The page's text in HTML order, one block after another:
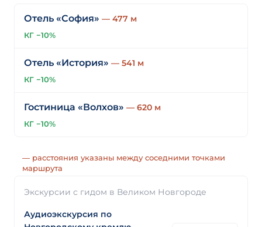
Отель «София» — 477 м
КГ −10%
Отель «История» — 541 м
КГ −10%
Гостиница «Волхов» — 620 м
КГ −10%
— расстояния указаны между соседними точками
маршрута
Экскурсии с гидом в Великом Новгороде
Аудиоэкскурсия по